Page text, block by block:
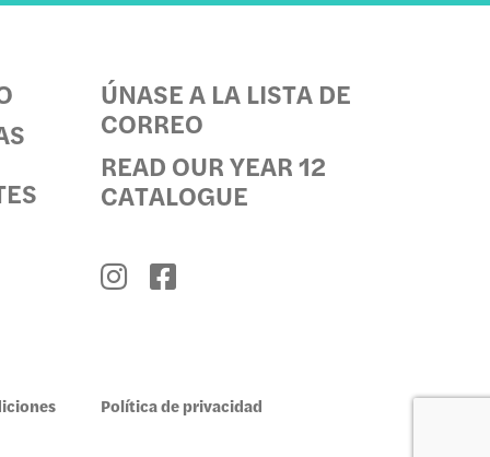
ÚNASE A LA LISTA DE
CORREO
READ OUR YEAR 12
CATALOGUE
Política de privacidad